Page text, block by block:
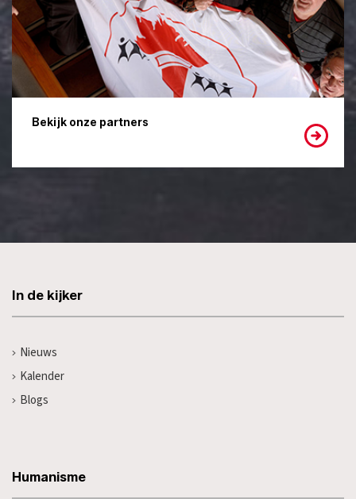
Bekijk onze partners
In de kijker
Nieuws
Kalender
Blogs
Humanisme